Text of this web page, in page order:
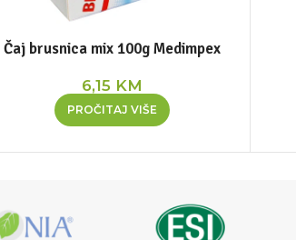
Čaj brusnica mix 100g Medimpex
6,15 KM
PROČITAJ VIŠE